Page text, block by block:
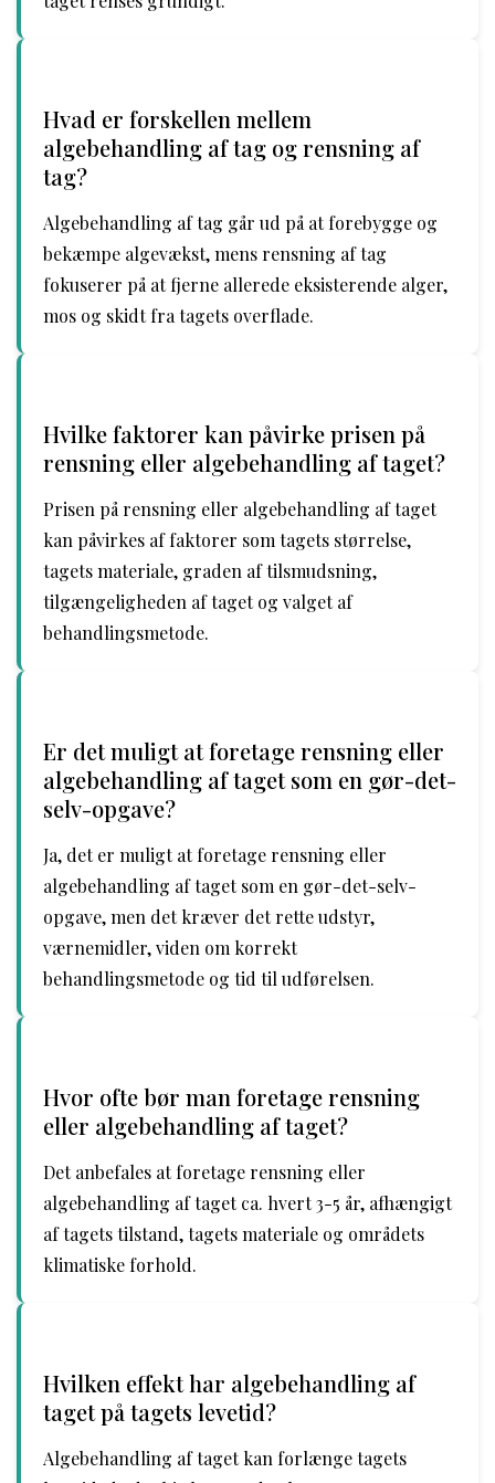
Hvad er forskellen mellem
algebehandling af tag og rensning af
tag?
Algebehandling af tag går ud på at forebygge og
bekæmpe algevækst, mens rensning af tag
fokuserer på at fjerne allerede eksisterende alger,
mos og skidt fra tagets overflade.
Hvilke faktorer kan påvirke prisen på
rensning eller algebehandling af taget?
Prisen på rensning eller algebehandling af taget
kan påvirkes af faktorer som tagets størrelse,
tagets materiale, graden af tilsmudsning,
tilgængeligheden af taget og valget af
behandlingsmetode.
Er det muligt at foretage rensning eller
algebehandling af taget som en gør-det-
selv-opgave?
Ja, det er muligt at foretage rensning eller
algebehandling af taget som en gør-det-selv-
opgave, men det kræver det rette udstyr,
værnemidler, viden om korrekt
behandlingsmetode og tid til udførelsen.
Hvor ofte bør man foretage rensning
eller algebehandling af taget?
Det anbefales at foretage rensning eller
algebehandling af taget ca. hvert 3-5 år, afhængigt
af tagets tilstand, tagets materiale og områdets
klimatiske forhold.
Hvilken effekt har algebehandling af
taget på tagets levetid?
Algebehandling af taget kan forlænge tagets